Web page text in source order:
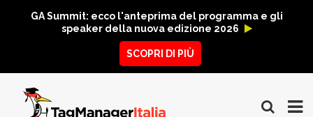
GA Summit: ecco l'anteprima del programma e gli
speaker della nuova edizione 2026
SCOPRI DI PIÙ